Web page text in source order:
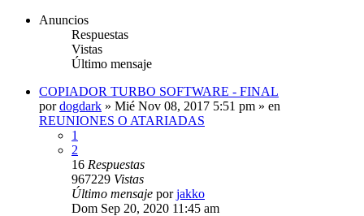
Anuncios
Respuestas
Vistas
Último mensaje
COPIADOR TURBO SOFTWARE - FINAL
pordogdark » Mié Nov 08, 2017 5:51 pm » en
REUNIONES O ATARIADAS
1
2
16 Respuestas
967229 Vistas
Último mensaje porjakko
Dom Sep 20, 2020 11:45 am